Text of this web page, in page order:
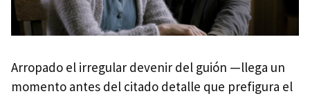
Arropado el irregular devenir del guión —llega un
momento antes del citado detalle que prefigura el